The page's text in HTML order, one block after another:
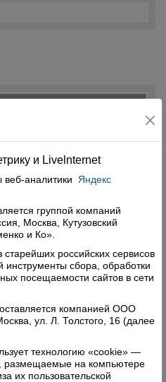
и Livelnternet
веб-аналитики
Яндекс
группой компаний
Москва, Кутузовский
и Ко».
российских сервисов
инструменты сбора, обработки
посещаемости сайтов в сети
компанией ООО
ул. Л. Толстого, 16 (далее
технологию «cookie» —
размещаемые на компьютере
их пользовательской